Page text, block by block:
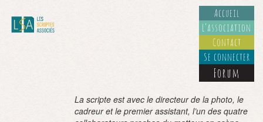
Accueil
L’association
Contact
Se connecter
Forum
La scripte est avec le directeur de la photo, le
cadreur et le premier assistant, l’un des quatre